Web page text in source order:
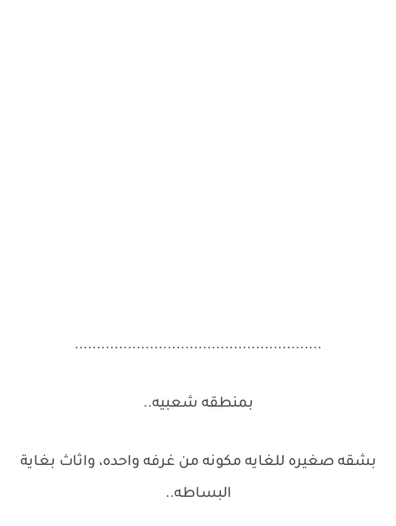
........................................................
بمنطقه شعبيه..
بشقه صغيره للغايه مكونه من غرفه واحده، واثاث بغاية
البساطه..